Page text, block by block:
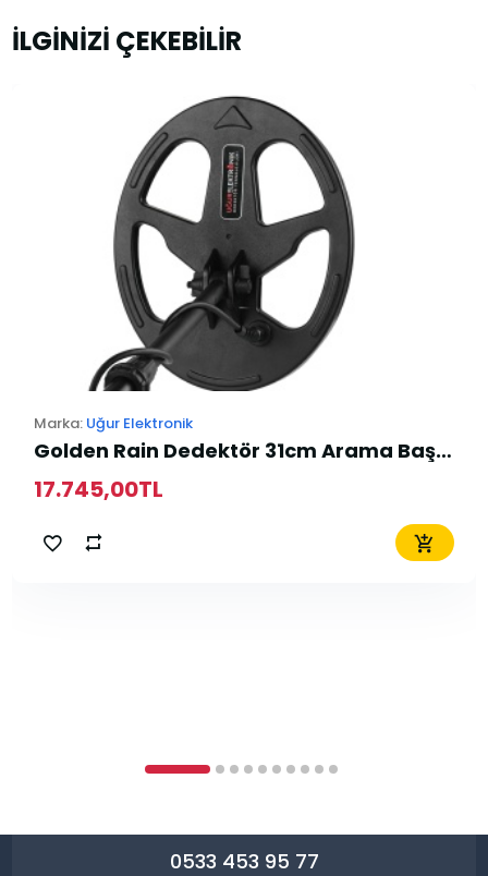
İLGİNİZİ ÇEKEBİLİR
Marka:Uğur Elektronik
Golden Rain Dedektör 31cm Arama Başlığı
17.745,00TL
0533 453 95 77